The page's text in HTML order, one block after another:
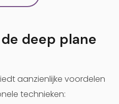
deep plane
aanzienlijke voordelen
technieken: